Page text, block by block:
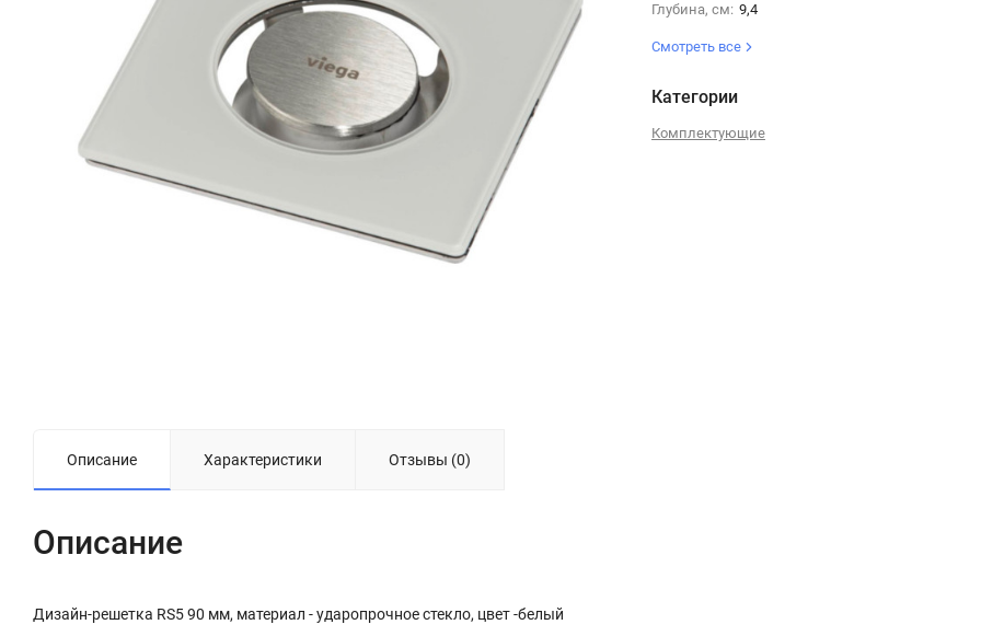
Глубина, см: 9,4
Смотреть все
Категории
Комплектующие
Описание Характеристики Отзывы (0)
Описание
Дизайн-решетка RS5 90 мм, материал - ударопрочное стекло, цвет -белый